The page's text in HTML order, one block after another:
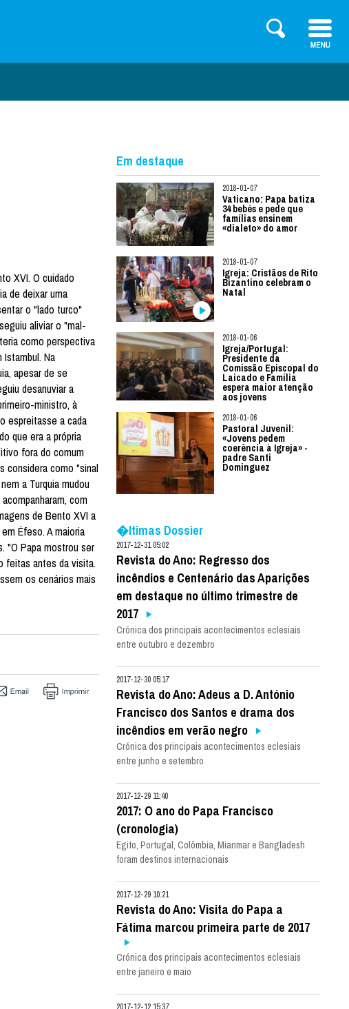
XVI. O cuidado
de deixar uma
o "lado turco"
aliviar o "mal-
como perspectiva
Na
apesar de se
desanuviar a
ministro, à
espreitasse a cada
que era a própria
fora do comum
considera como "sinal
a Turquia mudou
com
de Bento XVI a
Éfeso. A maioria
"O Papa mostrou ser
feitas antes da visita.
os cenários mais
Em destaque
2018-01-07
Vaticano: Papa batiza
34 bebés e pede que
famílias ensinem
«dialeto» do amor
2018-01-07
Igreja: Cristãos de Rito
Bizantino celebram o
Natal
2018-01-06
Igreja/Portugal:
Presidente da
Comissão Episcopal do
Laicado e Família
espera maior atenção
aos jovens
2018-01-06
Pastoral Juvenil:
«Jovens pedem
coerência à Igreja» -
padre Santi
Dominguez
�ltimas Dossier
2017-12-31 05:02
Revista do Ano: Regresso dos
incêndios e Centenário das Aparições
em destaque no último trimestre de
2017
Crónica dos principais acontecimentos eclesiais
entre outubro e dezembro
2017-12-30 05:17
Revista do Ano: Adeus a D. António
Francisco dos Santos e drama dos
incêndios em verão negro
Crónica dos principais acontecimentos eclesiais
entre junho e setembro
2017-12-29 11:40
2017: O ano do Papa Francisco
(cronologia)
Egito, Portugal, Colômbia, Mianmar e Bangladesh
foram destinos internacionais
2017-12-29 10:21
Revista do Ano: Visita do Papa a
Fátima marcou primeira parte de 2017
Crónica dos principais acontecimentos eclesiais
entre janeiro e maio